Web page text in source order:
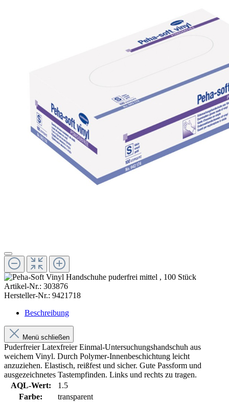
Artikel-Nr.: 303876
Hersteller-Nr.: 9421718
Beschreibung
Menü schließen
Puderfreier Latexfreier Einmal-Untersuchungshandschuh aus
weichem Vinyl. Durch Polymer-Innenbeschichtung leicht
anzuziehen. Elastisch, reißfest und sicher. Gute Passform und
ausgezeichnetes Tastempfinden. Links und rechts zu tragen.
AQL-Wert:
1.5
Farbe:
transparent